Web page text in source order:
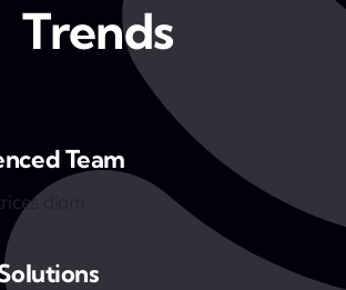
Trends
Team
diam